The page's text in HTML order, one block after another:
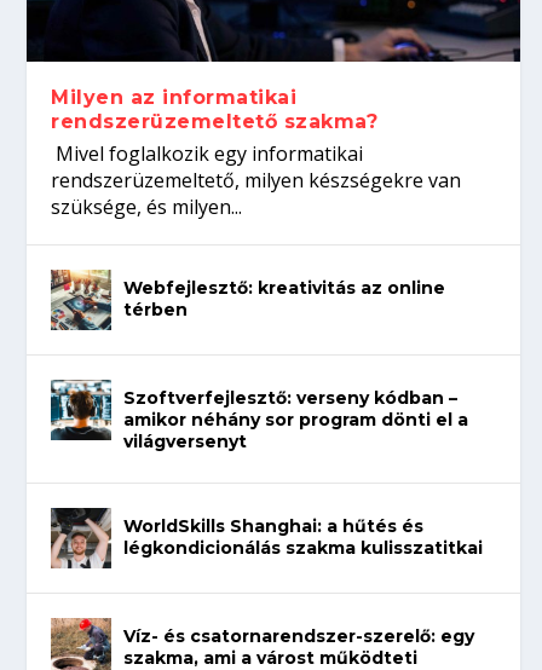
koffeinről?
Így növelheted az esélyedet az
állásinterjúra...
Tanulj szakmát!
Milyen az informatikai
rendszerüzemeltető szakma?
Mivel foglalkozik egy informatikai
rendszerüzemeltető, milyen készségekre van
szüksége, és milyen...
Webfejlesztő: kreativitás az online
térben
Szoftverfejlesztő: verseny kódban –
amikor néhány sor program dönti el a
világversenyt
WorldSkills Shanghai: a hűtés és
légkondicionálás szakma kulisszatitkai
Víz- és csatornarendszer-szerelő: egy
szakma, ami a várost működteti